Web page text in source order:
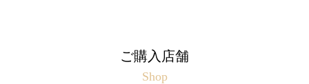
ご購入店舗
Shop